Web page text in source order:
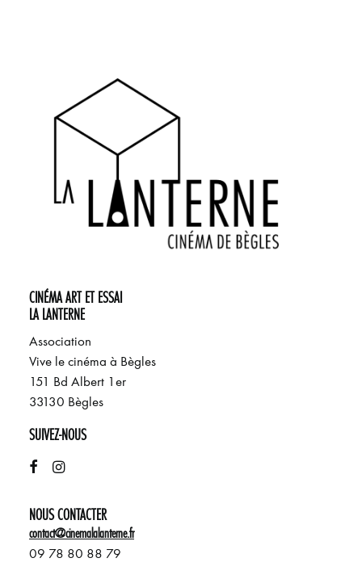
CINÉMA ART ET ESSAI
LA LANTERNE
Association
Vive le cinéma à Bègles
151 Bd Albert 1er
33130 Bègles
SUIVEZ-NOUS
NOUS CONTACTER
contact@cinemalalanterne.fr
09 78 80 88 79